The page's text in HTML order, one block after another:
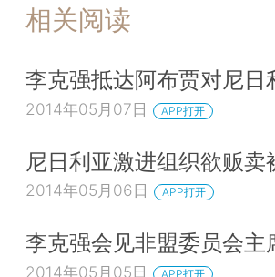
相关阅读
李克强抵达阿布贾对尼日
2014年05月07日 APP打开
尼日利亚激进组织欲贩卖
2014年05月06日 APP打开
李克强会见非盟委员会主
2014年05月05日 APP打开